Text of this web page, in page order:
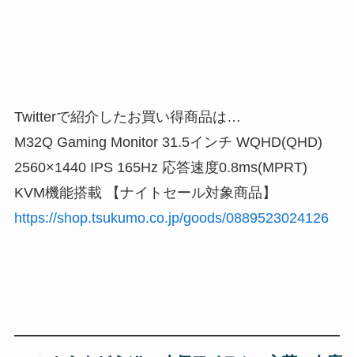
Twitterで紹介したお買い得商品は…
M32Q Gaming Monitor 31.5インチ WQHD(QHD)
2560×1440 IPS 165Hz 応答速度0.8ms(MPRT)
KVM機能搭載 【ナイトセール対象商品】
https://shop.tsukumo.co.jp/goods/0889523024126